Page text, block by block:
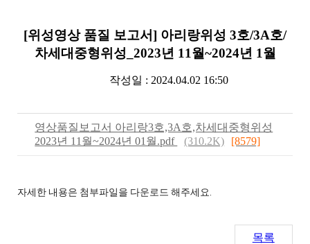
[위성영상 품질 보고서] 아리랑위성 3호/3A호/
차세대중형위성_2023년 11월~2024년 1월
작성일 : 2024.04.02 16:50
영상품질보고서 아리랑3호,3A호,차세대중형위성
2023년 11월~2024년 01월.pdf
(310.2K) [8579]
자세한 내용은 첨부파일을 다운로드 해주세요.
목록